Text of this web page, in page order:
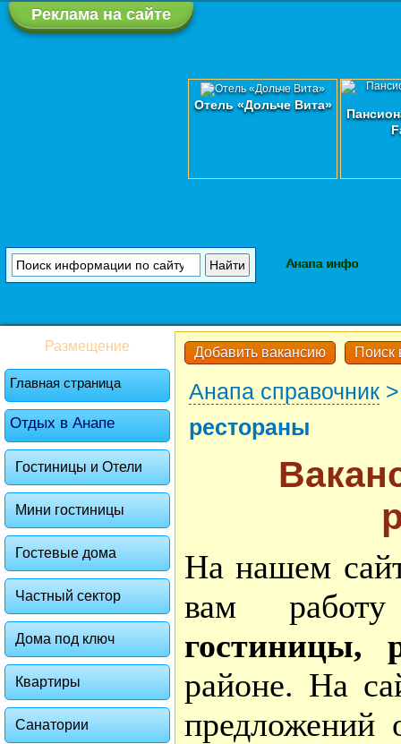
Реклама на сайте
Отель «Дольче Вита»
Анапа инфо
Размещение
Главная страница
Отдых в Анапе
Гостиницы и Отели
Мини гостиницы
Гостевые дома
Частный сектор
Дома под ключ
Квартиры
Санатории
Добавить вакансию Поиск
Анапа справочник
рестораны
На нашем
вам
гостиницы,
районе. На
предложений